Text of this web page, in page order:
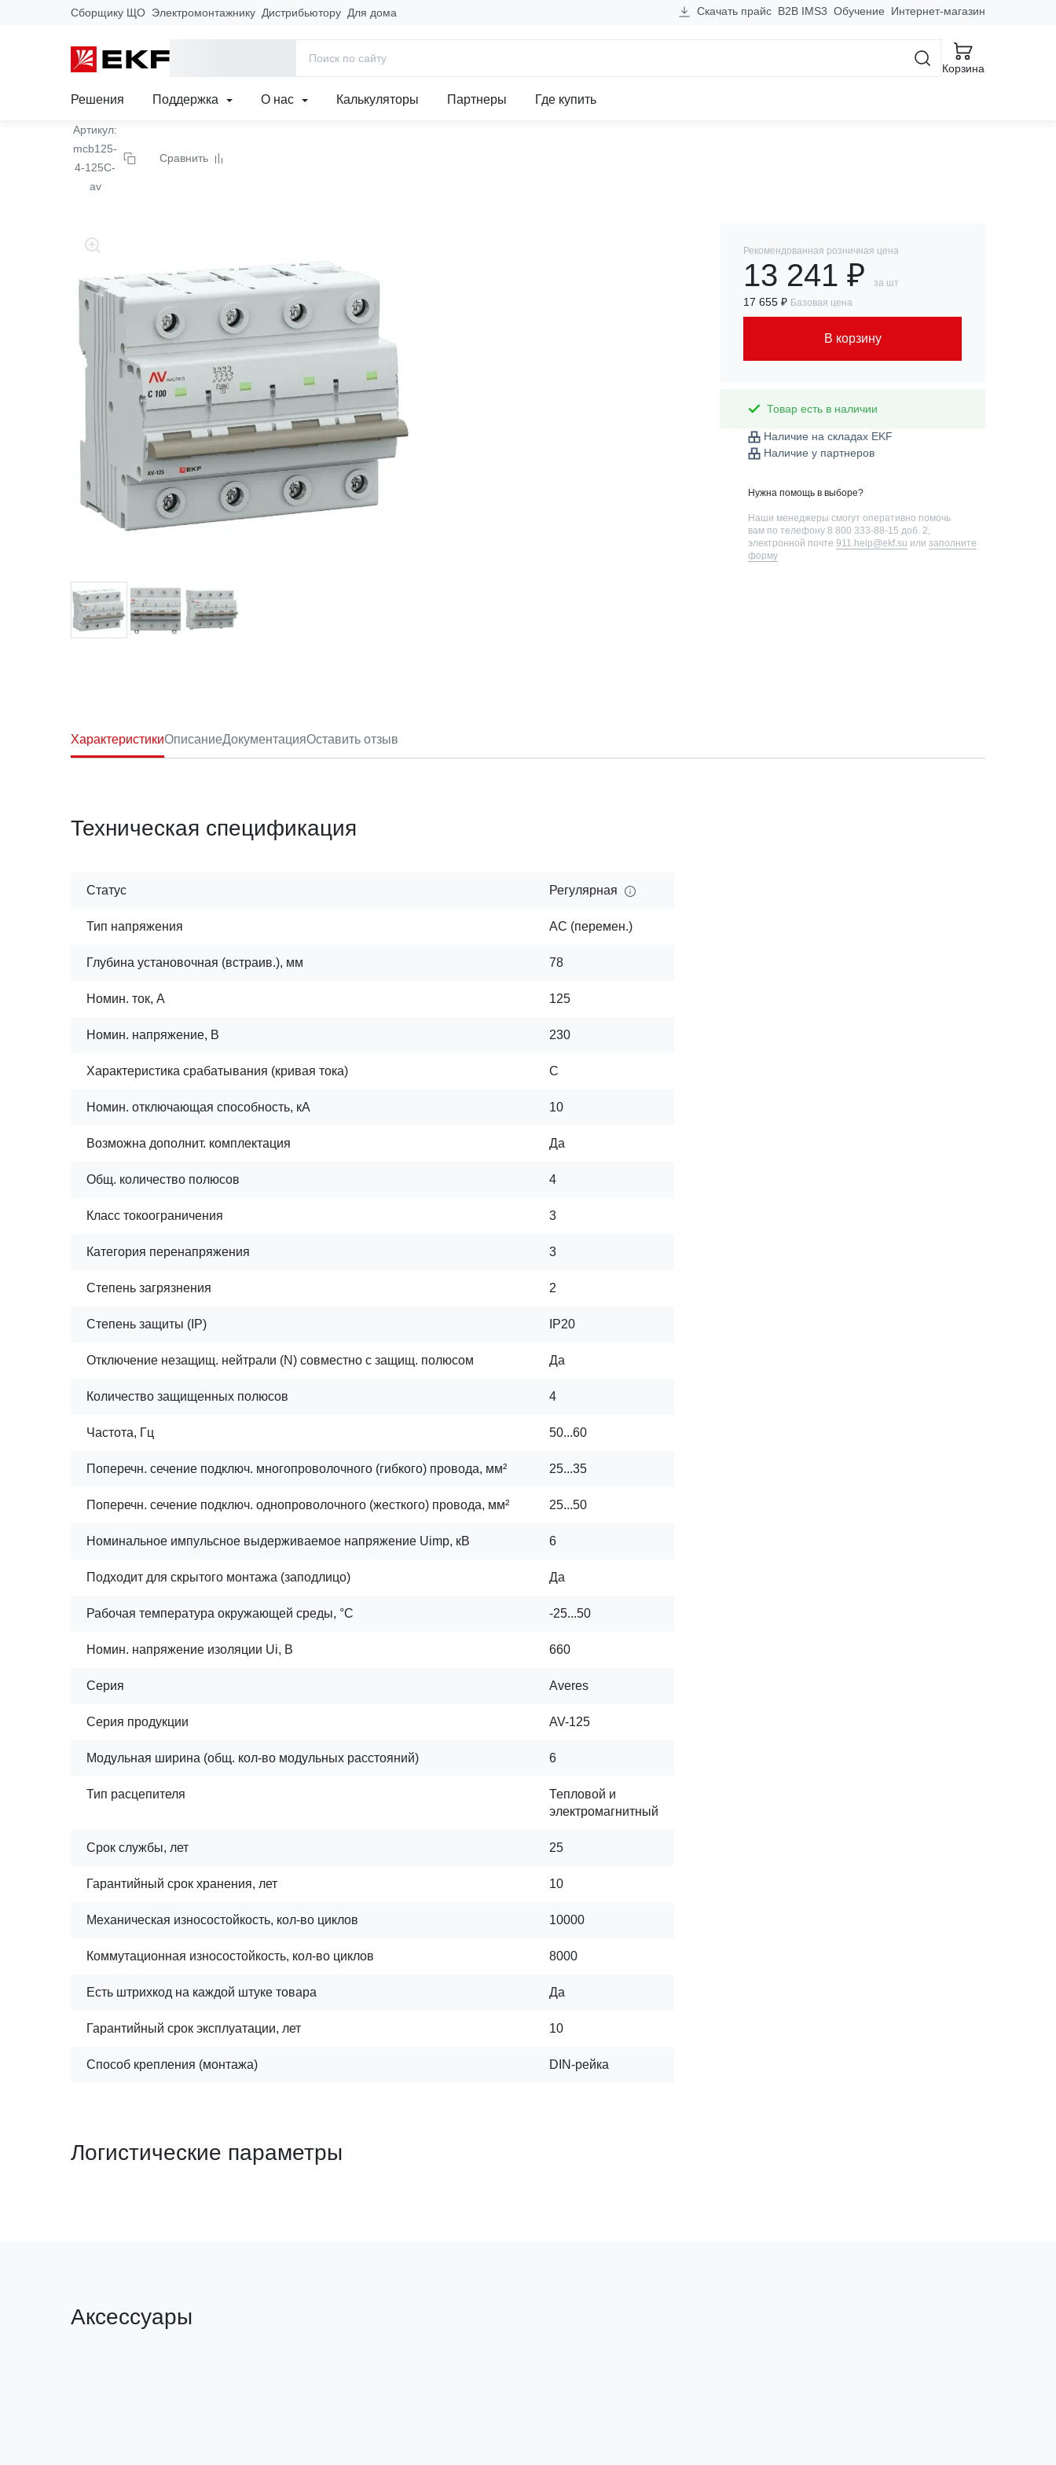
Сборщику ЩО Электромонтажнику Дистрибьютору Для дома Скачать прайс B2B IMS3 Обучение Интернет-магазин
Корзина
Решения Поддержка О нас Калькуляторы Партнеры Где купить
Главная
Выключатель автоматический AV-125 4P 125A (C) 10kA EKF AVERES
Артикул:
mcb125-
4-125C-
av
Сравнить
Рекомендованная розничная цена
13 241 ₽ за шт
17 655 ₽ Базовая цена
В корзину
Товар есть в наличии
Наличие на складах EKF
Наличие у партнеров
Нужна помощь в выборе?
Наши менеджеры смогут оперативно помочь
вам по телефону 8 800 333-88-15 доб. 2,
электронной почте 911.help@ekf.su или заполните
форму
ХарактеристикиОписаниеДокументацияОставить отзыв
Техническая спецификация
Статус Регулярная
Тип напряжения AC (перемен.)
Глубина установочная (встраив.), мм 78
Номин. ток, А 125
Номин. напряжение, В 230
Характеристика срабатывания (кривая тока) C
Номин. отключающая способность, кА 10
Возможна дополнит. комплектация Да
Общ. количество полюсов 4
Класс токоограничения 3
Категория перенапряжения 3
Степень загрязнения 2
Степень защиты (IP) IP20
Отключение незащищ. нейтрали (N) совместно с защищ. полюсом Да
Количество защищенных полюсов 4
Частота, Гц 50...60
Поперечн. сечение подключ. многопроволочного (гибкого) провода, мм² 25...35
Поперечн. сечение подключ. однопроволочного (жесткого) провода, мм² 25...50
Номинальное импульсное выдерживаемое напряжение Uimp, кВ 6
Подходит для скрытого монтажа (заподлицо) Да
Рабочая температура окружающей среды, °C -25...50
Номин. напряжение изоляции Ui, В 660
Серия Averes
Серия продукции AV-125
Модульная ширина (общ. кол-во модульных расстояний) 6
Тип расцепителя
Тепловой и
электромагнитный
Срок службы, лет 25
Гарантийный срок хранения, лет 10
Механическая износостойкость, кол-во циклов 10000
Коммутационная износостойкость, кол-во циклов 8000
Есть штрихкод на каждой штуке товара Да
Гарантийный срок эксплуатации, лет 10
Способ крепления (монтажа) DIN-рейка
Логистические параметры
Аксессуары